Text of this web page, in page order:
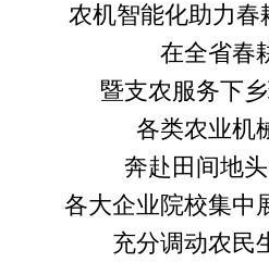
农机智能化助力春
在全省春
暨支农服务下
各类农业机
奔赴田间地
各大企业院校集中
充分调动农民